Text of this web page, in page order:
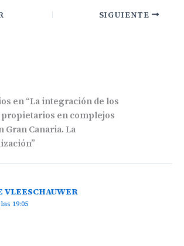
SIGUIENTE
en “La integración de los
en complejos
Gran Canaria. La
VLEESCHAUWER
19:05